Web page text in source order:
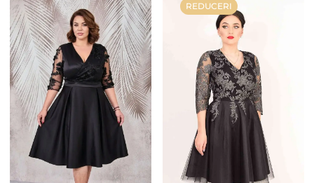
REDUCERI